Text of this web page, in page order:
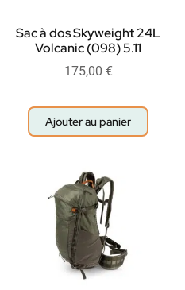
Sac à dos Skyweight 24L
Volcanic (098) 5.11
175,00 €
Ajouter au panier